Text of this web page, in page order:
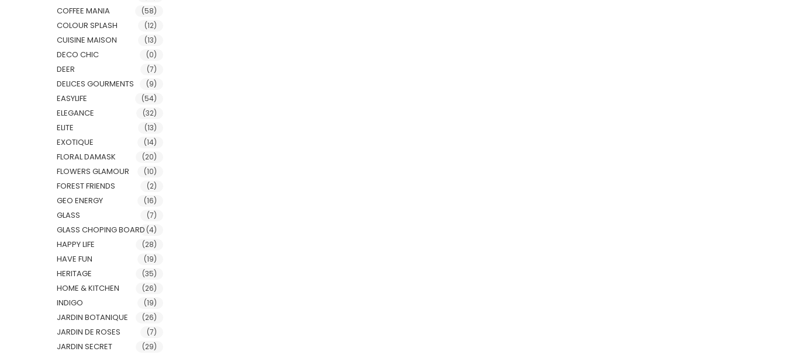
COFFEE MANIA (58)
COLOUR SPLASH (12)
CUISINE MAISON (13)
DECO CHIC (0)
DEER (7)
DELICES GOURMENTS (9)
EASYLIFE (54)
ELEGANCE (32)
ELITE (13)
EXOTIQUE (14)
FLORAL DAMASK (20)
FLOWERS GLAMOUR (10)
FOREST FRIENDS (2)
GEO ENERGY (16)
GLASS (7)
GLASS CHOPING BOARD (4)
HAPPY LIFE (28)
HAVE FUN (19)
HERITAGE (35)
HOME & KITCHEN (26)
INDIGO (19)
JARDIN BOTANIQUE (26)
JARDIN DE ROSES (7)
JARDIN SECRET (29)